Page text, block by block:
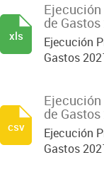
de Gastos
Ejecución
Gastos
xls
de Gastos
Ejecución
Gastos
csv